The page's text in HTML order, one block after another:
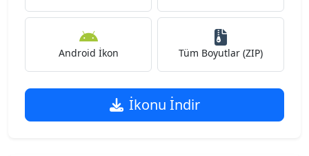
Android İkon Tüm Boyutlar (ZIP)
İkonu İndir